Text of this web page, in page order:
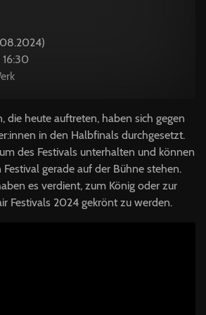
die heute auftreten, haben sich gegen
in den Halbfinals durchgesetzt.
des Festivals unterhalten und können
Festival gerade auf der Bühne stehen.
es verdient, zum König oder zur
Festivals 2024 gekrönt zu werden.